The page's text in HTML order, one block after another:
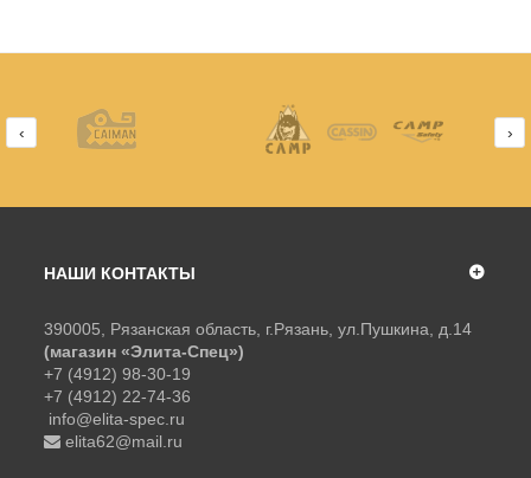
‹ ›
НАШИ КОНТАКТЫ
390005, Рязанская область, г.Рязань, ул.Пушкина, д.14
(магазин «Элита-Спец»)
+7 (4912) 98-30-19
+7 (4912) 22-74-36
info@elita-spec.ru
elita62@mail.ru